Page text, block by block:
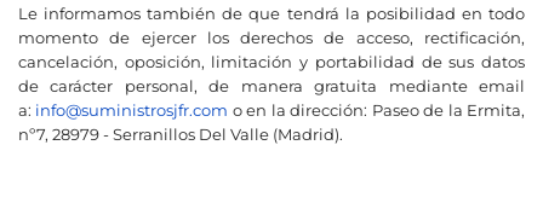
Le informamos también de que tendrá la posibilidad en todo
momento de ejercer los derechos de acceso, rectificación,
cancelación, oposición, limitación y portabilidad de sus datos
de carácter personal, de manera gratuita mediante email
a: info@suministrosjfr.com o en la dirección: Paseo de la Ermita,
nº7, 28979 - Serranillos Del Valle (Madrid).